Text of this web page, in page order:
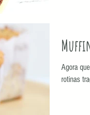
Agora
rotinas